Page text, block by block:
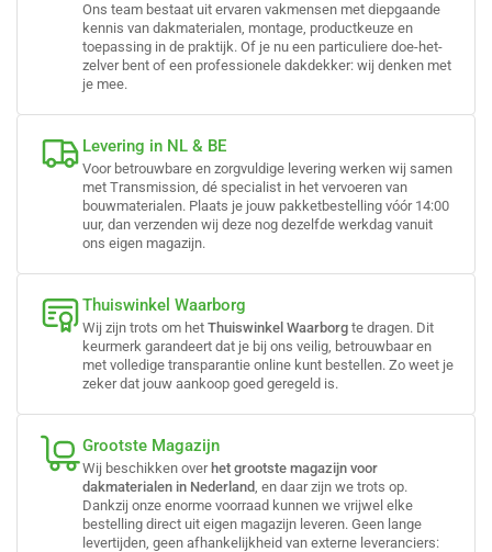
Ons team bestaat uit ervaren vakmensen met diepgaande
kennis van dakmaterialen, montage, productkeuze en
toepassing in de praktijk. Of je nu een particuliere doe-het-
zelver bent of een professionele dakdekker: wij denken met
je mee.
Levering in NL & BE
Voor betrouwbare en zorgvuldige levering werken wij samen
met Transmission, dé specialist in het vervoeren van
bouwmaterialen. Plaats je jouw pakketbestelling vóór 14:00
uur, dan verzenden wij deze nog dezelfde werkdag vanuit
ons eigen magazijn.
Thuiswinkel Waarborg
Wij zijn trots om het Thuiswinkel Waarborg te dragen. Dit
keurmerk garandeert dat je bij ons veilig, betrouwbaar en
met volledige transparantie online kunt bestellen. Zo weet je
zeker dat jouw aankoop goed geregeld is.
Grootste Magazijn
Wij beschikken over het grootste magazijn voor
dakmaterialen in Nederland, en daar zijn we trots op.
Dankzij onze enorme voorraad kunnen we vrijwel elke
bestelling direct uit eigen magazijn leveren. Geen lange
levertijden, geen afhankelijkheid van externe leveranciers: